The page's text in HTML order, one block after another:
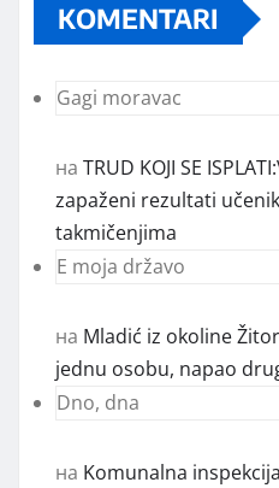
KOMENTARI
Gagi moravac
на TRUD KOJI SE
zapaženi rezultati
takmičenjima
E moja državo
на Mladić iz okoline
jednu osobu, napao
Dno, dna
на Komunalna